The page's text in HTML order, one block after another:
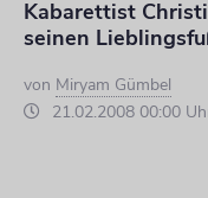
Kabarettist
seinen
von Miryam Gümbel
21.02.2008 00:00